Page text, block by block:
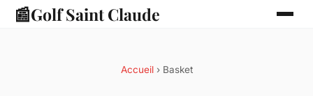
📰Golf Saint Claude
Accueil› Basket